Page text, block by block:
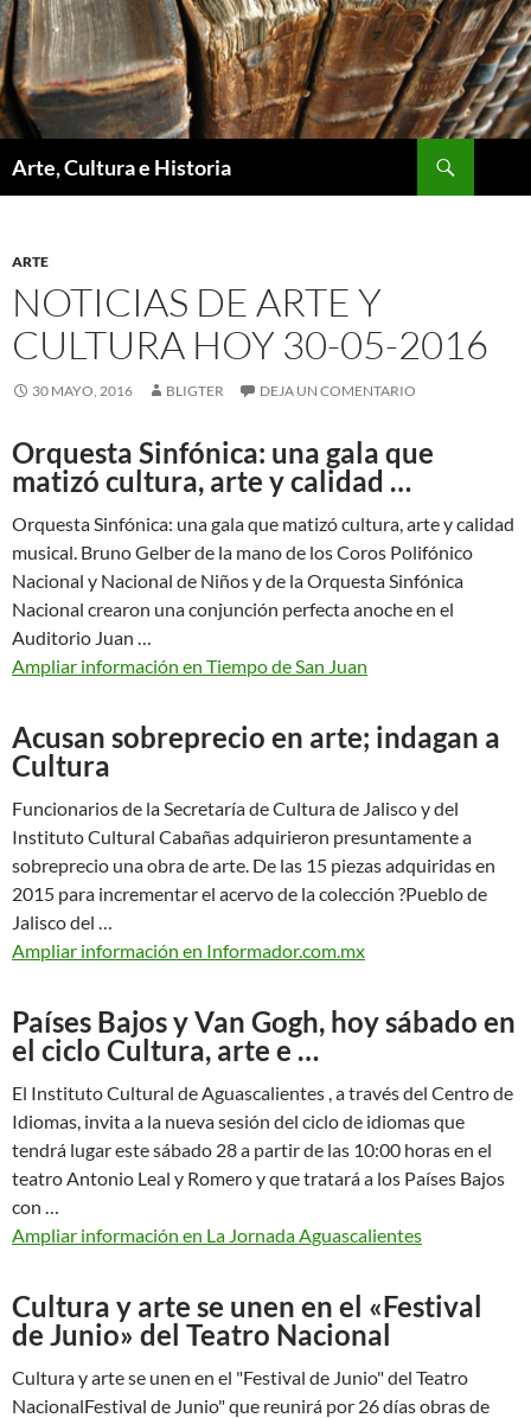
Saltar
al
contenido
Arte, Cultura e Historia
ARTE
NOTICIAS DE ARTE Y
CULTURA HOY 30-05-2016
30 MAYO, 2016 BLIGTER DEJA UN COMENTARIO
Orquesta Sinfónica: una gala que
matizó cultura, arte y calidad …
Orquesta Sinfónica: una gala que matizó cultura, arte y calidad
musical. Bruno Gelber de la mano de los Coros Polifónico
Nacional y Nacional de Niños y de la Orquesta Sinfónica
Nacional crearon una conjunción perfecta anoche en el
Auditorio Juan …
Ampliar información en Tiempo de San Juan
Acusan sobreprecio en arte; indagan a
Cultura
Funcionarios de la Secretaría de Cultura de Jalisco y del
Instituto Cultural Cabañas adquirieron presuntamente a
sobreprecio una obra de arte. De las 15 piezas adquiridas en
2015 para incrementar el acervo de la colección ?Pueblo de
Jalisco del …
Ampliar información en Informador.com.mx
Países Bajos y Van Gogh, hoy sábado en
el ciclo Cultura, arte e …
El Instituto Cultural de Aguascalientes , a través del Centro de
Idiomas, invita a la nueva sesión del ciclo de idiomas que
tendrá lugar este sábado 28 a partir de las 10:00 horas en el
teatro Antonio Leal y Romero y que tratará a los Países Bajos
con …
Ampliar información en La Jornada Aguascalientes
Cultura y arte se unen en el «Festival
de Junio» del Teatro Nacional
Cultura y arte se unen en el "Festival de Junio" del Teatro
NacionalFestival de Junio" que reunirá por 26 días obras de